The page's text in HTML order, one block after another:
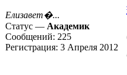
Елизавет�...
Статус — Академик
Сообщений: 225
Регистрация: 3 Апреля 2012